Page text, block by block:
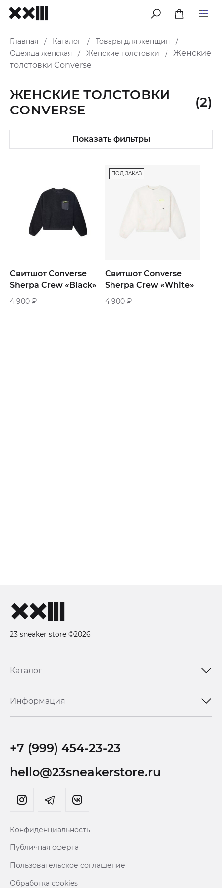
меню
Главная / Каталог / Товары для женщин
/
Одежда женская
/ Женские толстовки /
Женские
толстовки Converse
ЖЕНСКИЕ ТОЛСТОВКИ
CONVERSE
(2)
Показать фильтры
Свитшот Converse
Sherpa Crew «Black»
4 900 ₽
ПОД ЗАКАЗ
Свитшот Converse
Sherpa Crew «White»
4 900 ₽
23 sneaker store ©2026
Каталог
Информация
+7 (999) 454-23-23
hello@23sneakerstore.ru
Конфиденциальность
Публичная оферта
Пользовательское соглашение
Обработка cookies